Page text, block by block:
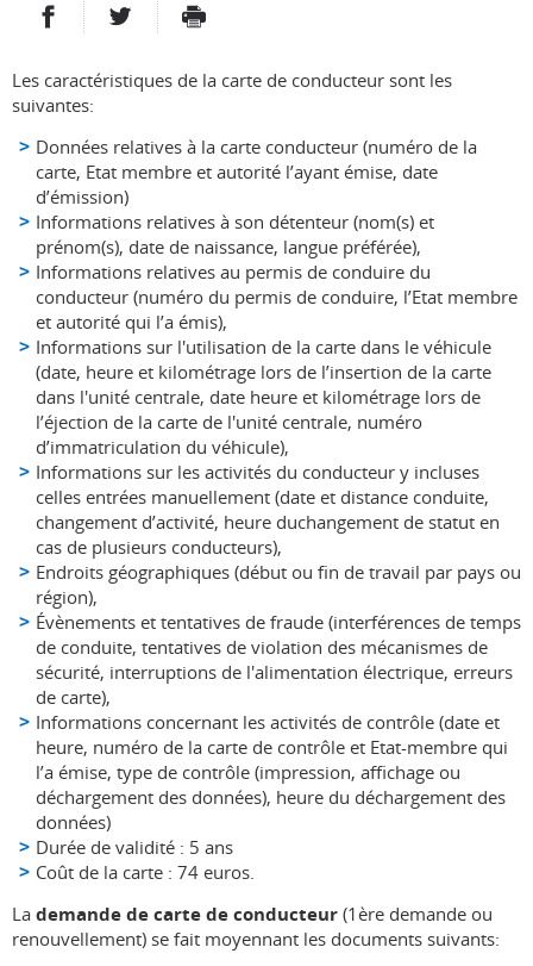
PARTAGER SUR FACEBOOK
PARTAGER SUR TWITTER
IMPRIMER
Les caractéristiques de la carte de conducteur sont les
suivantes:
Données relatives à la carte conducteur (numéro de la
carte, Etat membre et autorité l’ayant émise, date
d’émission)
Informations relatives à son détenteur (nom(s) et
prénom(s), date de naissance, langue préférée),
Informations relatives au permis de conduire du
conducteur (numéro du permis de conduire, l’Etat membre
et autorité qui l’a émis),
Informations sur l'utilisation de la carte dans le véhicule
(date, heure et kilométrage lors de l’insertion de la carte
dans l'unité centrale, date heure et kilométrage lors de
l’éjection de la carte de l'unité centrale, numéro
d’immatriculation du véhicule),
Informations sur les activités du conducteur y incluses
celles entrées manuellement (date et distance conduite,
changement d’activité, heure duchangement de statut en
cas de plusieurs conducteurs),
Endroits géographiques (début ou fin de travail par pays ou
région),
Évènements et tentatives de fraude (interférences de temps
de conduite, tentatives de violation des mécanismes de
sécurité, interruptions de l'alimentation électrique, erreurs
de carte),
Informations concernant les activités de contrôle (date et
heure, numéro de la carte de contrôle et Etat-membre qui
l’a émise, type de contrôle (impression, affichage ou
déchargement des données), heure du déchargement des
données)
Durée de validité : 5 ans
Coût de la carte : 74 euros.
La demande de carte de conducteur (1ère demande ou
renouvellement) se fait moyennant les documents suivants: